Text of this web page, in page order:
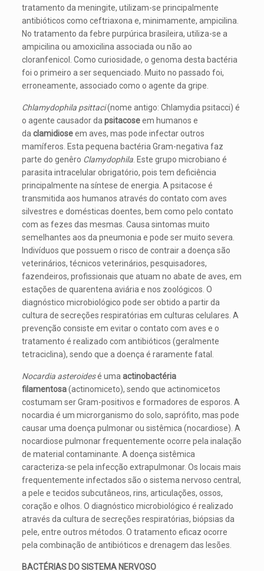
tratamento da meningite, utilizam-se principalmente
antibióticos como ceftriaxona e, minimamente, ampicilina.
No tratamento da febre purpúrica brasileira, utiliza-se a
ampicilina ou amoxicilina associada ou não ao
cloranfenicol. Como curiosidade, o genoma desta bactéria
foi o primeiro a ser sequenciado. Muito no passado foi,
erroneamente, associado como o agente da gripe.
Chlamydophila psittaci(nome antigo: Chlamydia psitacci) é
o agente causador dapsitacoseem humanos e
daclamidioseem aves, mas pode infectar outros
mamíferos. Esta pequena bactéria Gram-negativa faz
parte do genêro Clamydophila . Este grupo microbiano é
parasita intracelular obrigatório, pois tem deficiência
principalmente na síntese de energia. A psitacose é
transmitida aos humanos através do contato com aves
silvestres e domésticas doentes, bem como pelo contato
com as fezes das mesmas. Causa sintomas muito
semelhantes aos da pneumonia e pode ser muito severa.
Indivíduos que possuem o risco de contrair a doença são
veterinários, técnicos veterinários, pesquisadores,
fazendeiros, profissionais que atuam no abate de aves, em
estações de quarentena aviária e nos zoológicos. O
diagnóstico microbiológico pode ser obtido a partir da
cultura de secreções respiratórias em culturas celulares. A
prevenção consiste em evitar o contato com aves e o
tratamento é realizado com antibióticos (geralmente
tetraciclina), sendo que a doença é raramente fatal.
Nocardia asteroidesé umaactinobactéria
filamentosa(actinomiceto), sendo que actinomicetos
costumam ser Gram-positivos e formadores de esporos. A
nocardia é um microrganismo do solo, saprófito, mas pode
causar uma doença pulmonar ou sistêmica (nocardiose). A
nocardiose pulmonar frequentemente ocorre pela inalação
de material contaminante. A doença sistêmica
caracteriza-se pela infecção extrapulmonar. Os locais mais
frequentemente infectados são o sistema nervoso central,
a pele e tecidos subcutâneos, rins, articulações, ossos,
coração e olhos. O diagnóstico microbiológico é realizado
através da cultura de secreções respiratórias, biópsias da
pele, entre outros métodos. O tratamento eficaz ocorre
pela combinação de antibióticos e drenagem das lesões.
BACTÉRIAS DO SISTEMA NERVOSO